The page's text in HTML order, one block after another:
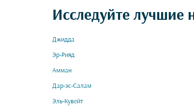
Исследуйте лучшие
Джидда
Эр-Рияд
Амман
Дар-эс-Салам
Эль-Кувейт